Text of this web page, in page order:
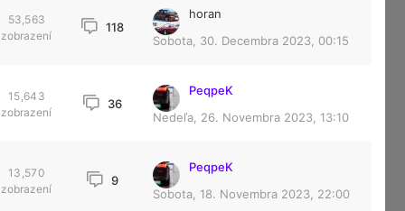
53,563
zobrazení
118
horan
Sobota, 30. Decembra 2023, 00:15
15,643
zobrazení
36
PeqpeK
Nedeľa, 26. Novembra 2023, 13:10
13,570
zobrazení
9
PeqpeK
Sobota, 18. Novembra 2023, 22:00